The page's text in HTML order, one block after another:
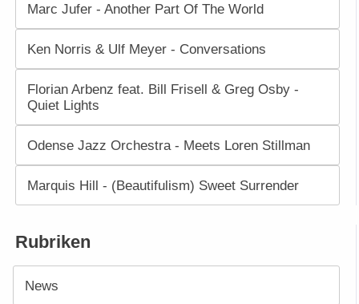
Marc Jufer - Another Part Of The World
Ken Norris & Ulf Meyer - Conversations
Florian Arbenz feat. Bill Frisell & Greg Osby -
Quiet Lights
Odense Jazz Orchestra - Meets Loren Stillman
Marquis Hill - (Beautifulism) Sweet Surrender
Rubriken
News